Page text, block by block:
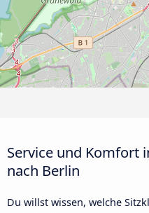
Service und Komfort
nach Berlin
Du willst wissen, welche